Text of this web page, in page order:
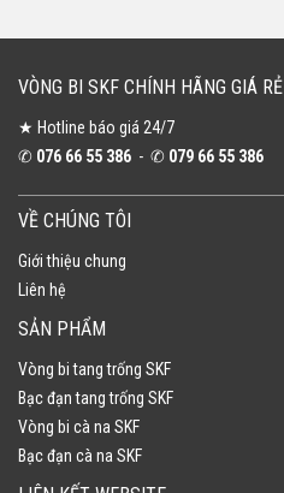
VÒNG BI SKF CHÍNH HÃNG GIÁ RẺ
★ Hotline báo giá 24/7
✆ 076 66 55 386 - ✆ 079 66 55 386
VỀ CHÚNG TÔI
Giới thiệu chung
Liên hệ
SẢN PHẨM
Vòng bi tang trống SKF
Bạc đạn tang trống SKF
Vòng bi cà na SKF
Bạc đạn cà na SKF